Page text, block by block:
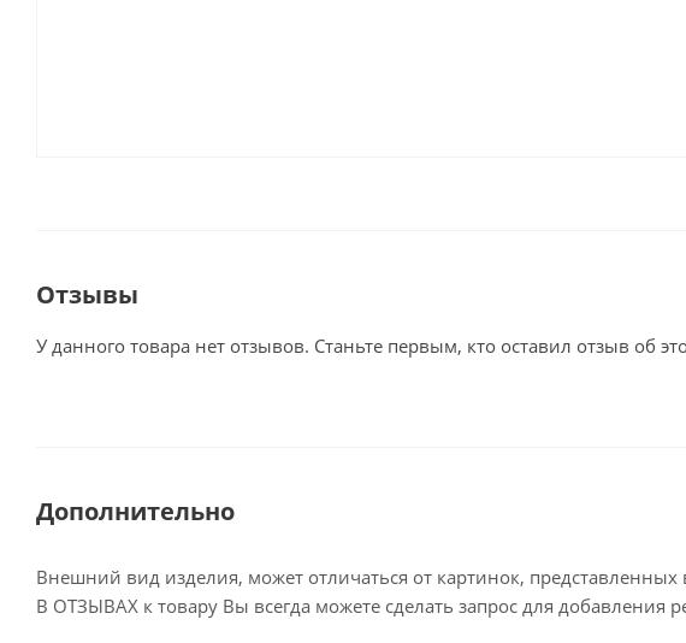
Отзывы
У данного товара нет отзывов. Станьте первым, кто оставил отзыв об
Дополнительно
Внешний вид изделия, может отличаться от картинок, представленных
В ОТЗЫВАХ к товару Вы всегда можете сделать запрос для добавления